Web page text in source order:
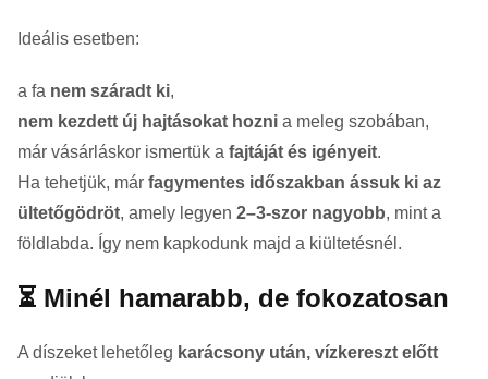
Ideális esetben:
a fa nem száradt ki,
nem kezdett új hajtásokat hozni a meleg szobában,
már vásárláskor ismertük a fajtáját és igényeit.
Ha tehetjük, már fagymentes időszakban ássuk ki az
ültetőgödröt, amely legyen 2–3-szor nagyobb, mint a
földlabda. Így nem kapkodunk majd a kiültetésnél.
⏳ Minél hamarabb, de fokozatosan
A díszeket lehetőleg karácsony után, vízkereszt előtt